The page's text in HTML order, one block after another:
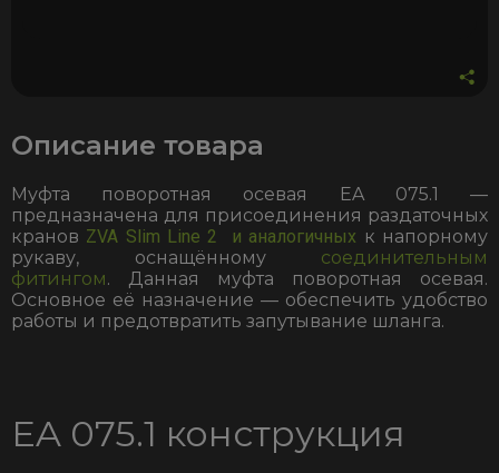
V-
25
Описание товара
Муфта поворотная осевая EA 075.1 —
предназначена для присоединения раздаточных
кранов ZVA Slim Line 2 и аналогичных к напорному
рукаву, оснащённому соединительным
фитингом. Данная муфта поворотная осевая.
Основное её назначение — обеспечить удобство
работы и предотвратить запутывание шланга.
EA 075.1 конструкция